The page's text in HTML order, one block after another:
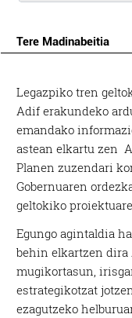
Tere Madinabeitia
Legazpiko tren
Adif erakundeko
emandako
astean elkartu zen
Planen zuzendari
Gobernuaren
geltokiko
Egungo agintaldia
behin elkartzen dira
mugikortasun,
estrategikotzat
ezagutzeko